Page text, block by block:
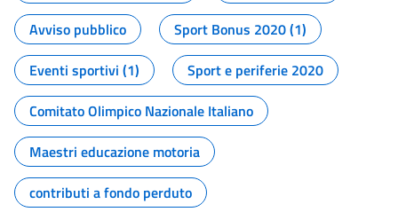
Avviso pubblico
Sport Bonus 2020 (1)
Eventi sportivi (1)
Sport e periferie 2020
Comitato Olimpico Nazionale Italiano
Maestri educazione motoria
contributi a fondo perduto